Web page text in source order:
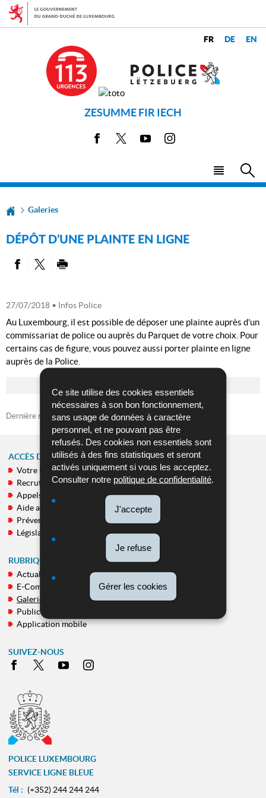
Ce site utilise des cookies essentiels
nécessaires à son bon fonctionnement,
sans usage de données à caractère
personnel, et ne pouvant pas être
refusés. Des cookies non essentiels sont
utilisés à des fins statistiques et seront
activés uniquement si vous les acceptez.
Consulter notre politique de confidentialité.
J'accepte
Je refuse
Gérer les cookies
Aller
Aller
ZESUMME FIR IECH
Facebook YoutubeInstagram
Menu
Galeries
DÉPÔT D’UNE PLAINTE EN LIGNE
27/07/2018 • Infos Police
Au Luxembourg, il est possible de déposer une plainte auprès d’un
commissariat de police ou auprès du Parquet de votre choix. Pour
certains cas de figure, vous pouvez aussi porter plainte en ligne
auprès de la Police.
Dernière mise à jour 30/07/2018
MENU
DE
NAVIGATION
ACCÈS DIRECT
Votre Police
Recrutement
Appels publics
Aide aux victimes
Prévention
Législation
RUBRIQUES TRANSVERSALES
Actualités
E-Commissariat
Galeries
Publications
Application mobile
SUIVEZ-NOUS
Facebook
X Youtube
POLICE LUXEMBOURG
SERVICE LIGNE BLEUE
Tél : (+352) 244 244 244